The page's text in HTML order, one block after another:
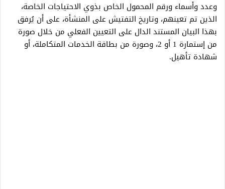
وعدد وأسماء ورقم المحمول الخاص بذوي الاحتياجات الخاصة،
الذين تم تعينهم، وتاريخ التفتيش على المنشأة، على أن يُرفق
بهذا البيان المستند الدال على التعيين الفعلي من خلال صورة
من إستمارة 1 أو 2، وصورة من بطاقة الخدمات المتكاملة، أو
شهادة تأهيل.